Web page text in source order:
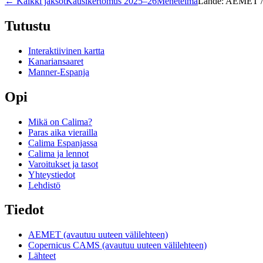
Tutustu
Interaktiivinen kartta
Kanariansaaret
Manner-Espanja
Opi
Mikä on Calima?
Paras aika vierailla
Calima Espanjassa
Calima ja lennot
Varoitukset ja tasot
Yhteystiedot
Lehdistö
Tiedot
AEMET (avautuu uuteen välilehteen)
Copernicus CAMS (avautuu uuteen välilehteen)
Lähteet